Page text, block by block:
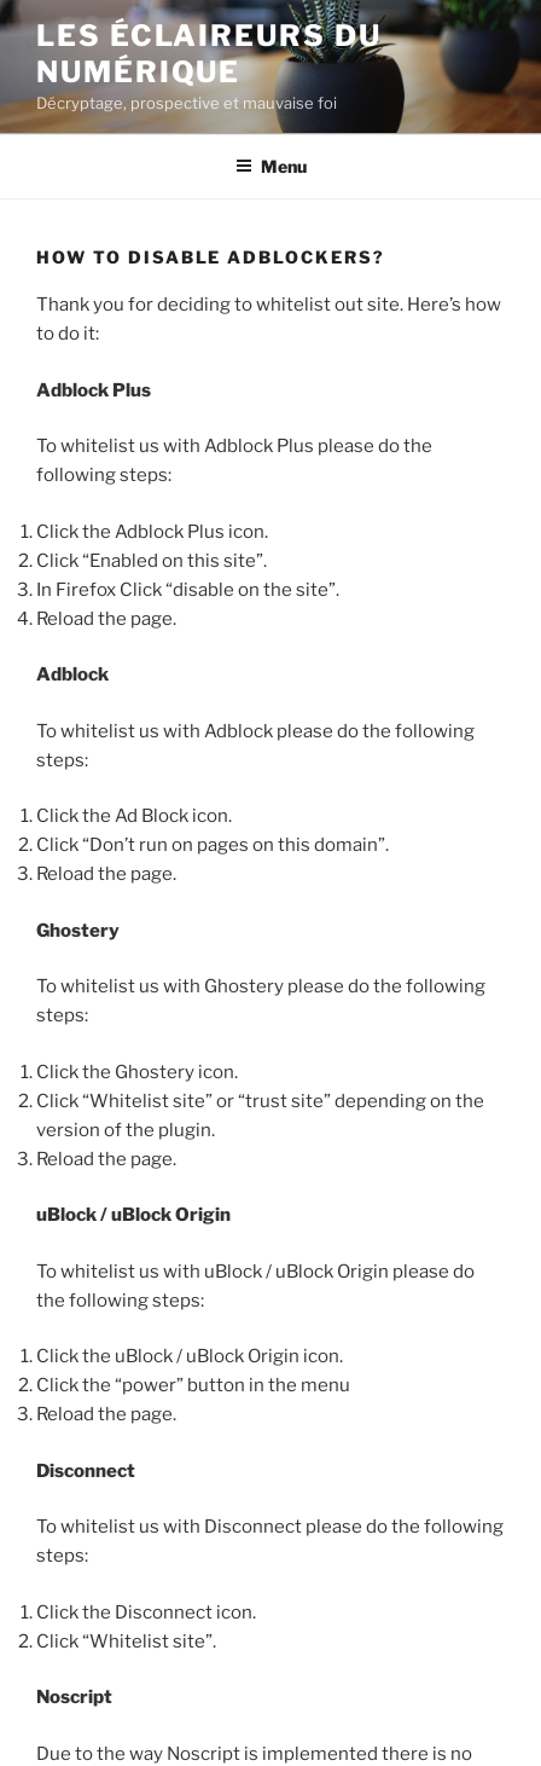
Aller
contenu
principal
LES ÉCLAIREURS DU
NUMÉRIQUE
Décryptage, prospective et mauvaise foi
Menu
HOW TO DISABLE ADBLOCKERS?
Thank you for deciding to whitelist out site. Here’s how
to do it:
Adblock Plus
To whitelist us with Adblock Plus please do the
following steps:
Click the Adblock Plus icon.
Click “Enabled on this site”.
In Firefox Click “disable on the site”.
Reload the page.
Adblock
To whitelist us with Adblock please do the following
steps:
Click the Ad Block icon.
Click “Don’t run on pages on this domain”.
Reload the page.
Ghostery
To whitelist us with Ghostery please do the following
steps:
Click the Ghostery icon.
Click “Whitelist site” or “trust site” depending on the
version of the plugin.
Reload the page.
uBlock / uBlock Origin
To whitelist us with uBlock / uBlock Origin please do
the following steps:
Click the uBlock / uBlock Origin icon.
Click the “power” button in the menu
Reload the page.
Disconnect
To whitelist us with Disconnect please do the following
steps:
Click the Disconnect icon.
Click “Whitelist site”.
Noscript
Due to the way Noscript is implemented there is no